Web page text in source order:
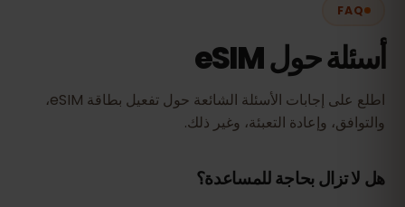
FAQ
أسئلة حول eSIM
اطلع على إجابات الأسئلة الشائعة حول تفعيل بطاقة eSIM،
والتوافق، وإعادة التعبئة، وغير ذلك.
هل لا تزال بحاجة للمساعدة؟